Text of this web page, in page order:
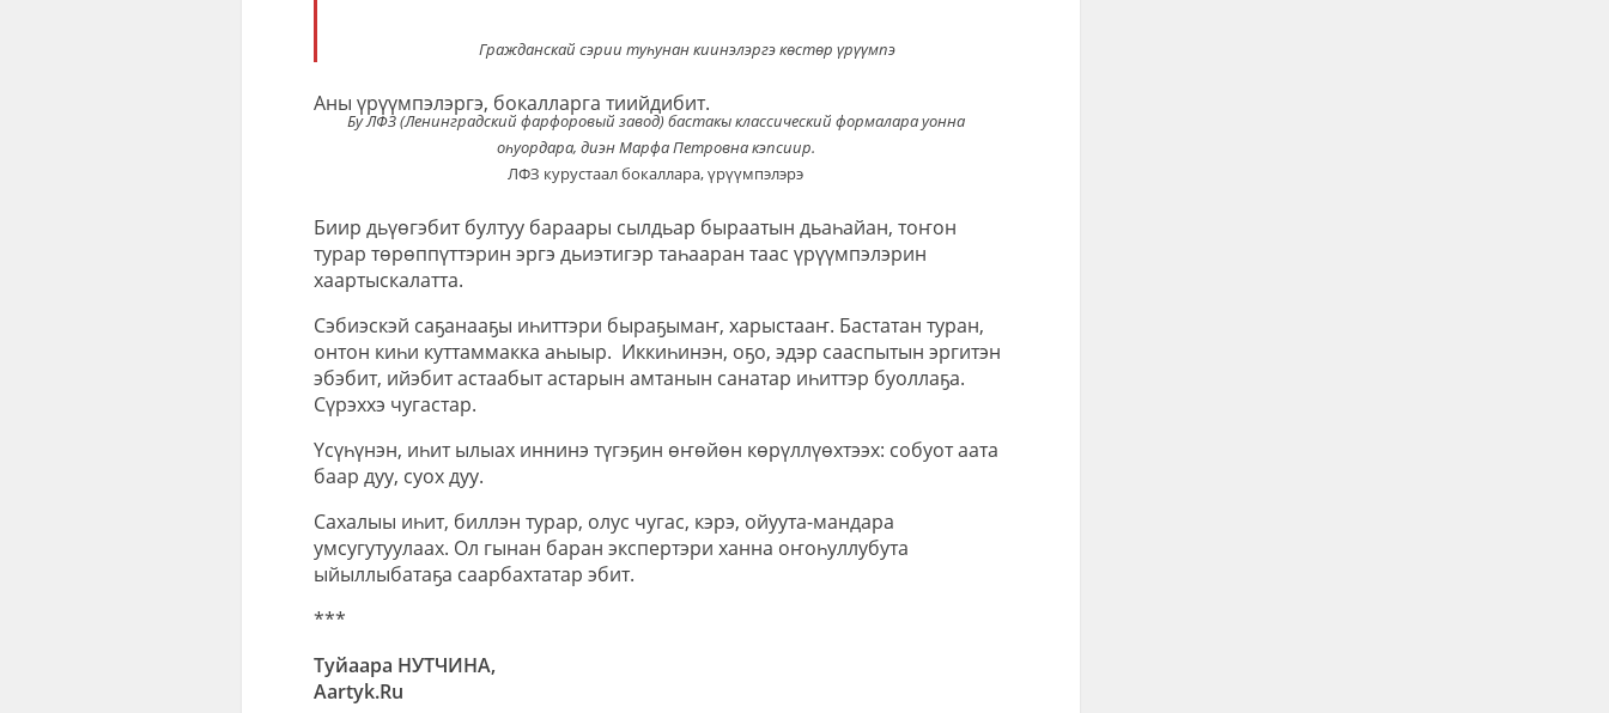
Гражданскай сэрии туһунан киинэлэргэ көстөр үрүүмпэ
Аны үрүүмпэлэргэ, бокалларга тиийдибит.
Бу ЛФЗ (Ленинградский фарфоровый завод) бастакы классический формалара уонна
оһуордара, диэн Марфа Петровна кэпсиир.
ЛФЗ курустаал бокаллара, үрүүмпэлэрэ
Биир дьүөгэбит бултуу бараары сылдьар быраатын дьаһайан, тоҥон
турар төрөппүттэрин эргэ дьиэтигэр таһааран таас үрүүмпэлэрин
хаартыскалатта.
Сэбиэскэй саҕанааҕы иһиттэри быраҕымаҥ, харыстааҥ. Бастатан туран,
онтон киһи куттаммакка аһыыр. Иккиһинэн, оҕо, эдэр сааспытын эргитэн
эбэбит, ийэбит астаабыт астарын амтанын санатар иһиттэр буоллаҕа.
Сүрэххэ чугастар.
Үсүһүнэн, иһит ылыах иннинэ түгэҕин өҥөйөн көрүллүөхтээх: собуот аата
баар дуу, суох дуу.
Сахалыы иһит, биллэн турар, олус чугас, кэрэ, ойуута-мандара
умсугутуулаах. Ол гынан баран экспертэри ханна оҥоһуллубута
ыйыллыбатаҕа саарбахтатар эбит.
***
Туйаара НУТЧИНА,
Aartyk.Ru